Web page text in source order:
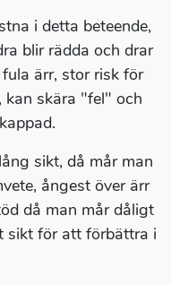
i detta beteende,
blir rädda och drar
ärr, stor risk för
skära "fel" och
sikt, då mår man
ångest över ärr
då man mår dåligt
sikt för att förbättra i